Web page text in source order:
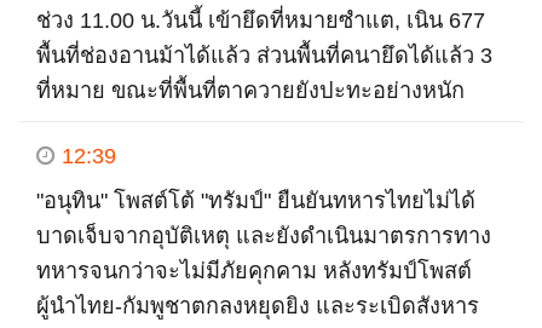
ช่วง 11.00 น.วันนี้ เข้ายึดที่หมายซำแต, เนิน 677
พื้นที่ช่องอานม้าได้แล้ว ส่วนพื้นที่คนายึดได้แล้ว 3
ที่หมาย ขณะที่พื้นที่ตาควายยังปะทะอย่างหนัก
12:39
"อนุทิน" โพสต์โต้ "ทรัมป์" ยืนยันทหารไทยไม่ได้
บาดเจ็บจากอุบัติเหตุ และยังดำเนินมาตรการทาง
ทหารจนกว่าจะไม่มีภัยคุกคาม หลังทรัมป์โพสต์
ผู้นำไทย-กัมพูชาตกลงหยุดยิง และระเบิดสังหาร